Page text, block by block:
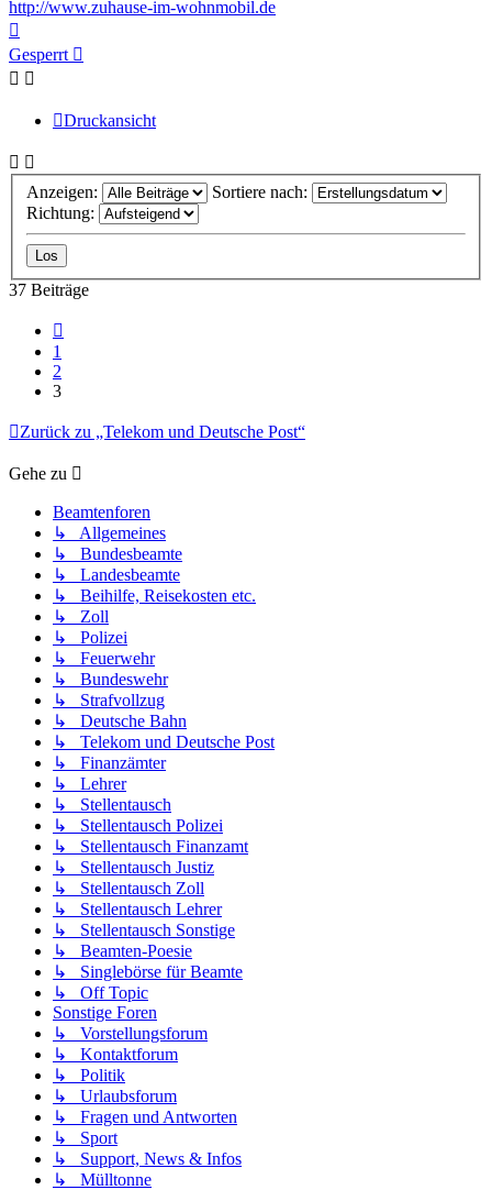
http://www.zuhause-im-wohnmobil.de
oben
Gesperrt
Druckansicht
Anzeigen:
Sortiere nach:
Richtung:
37 Beiträge
1
2
3
Zurück zu „Telekom und Deutsche Post“
Gehe zu
Beamtenforen
↳ Allgemeines
↳ Bundesbeamte
↳ Landesbeamte
↳ Beihilfe, Reisekosten etc.
↳ Zoll
↳ Polizei
↳ Feuerwehr
↳ Bundeswehr
↳ Strafvollzug
↳ Deutsche Bahn
↳ Telekom und Deutsche Post
↳ Finanzämter
↳ Lehrer
↳ Stellentausch
↳ Stellentausch Polizei
↳ Stellentausch Finanzamt
↳ Stellentausch Justiz
↳ Stellentausch Zoll
↳ Stellentausch Lehrer
↳ Stellentausch Sonstige
↳ Beamten-Poesie
↳ Singlebörse für Beamte
↳ Off Topic
Sonstige Foren
↳ Vorstellungsforum
↳ Kontaktforum
↳ Politik
↳ Urlaubsforum
↳ Fragen und Antworten
↳ Sport
↳ Support, News & Infos
↳ Mülltonne